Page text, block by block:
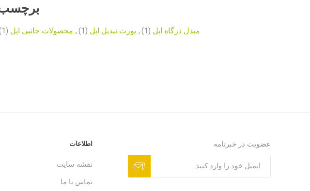
مبدل درگاه اپل (1)
, پورت تبدیل اپل (1)
, محصولات جانبی اپل (1)
عضویت در خبرنامه اطلاعات
نقشه سایت
تماس با ما